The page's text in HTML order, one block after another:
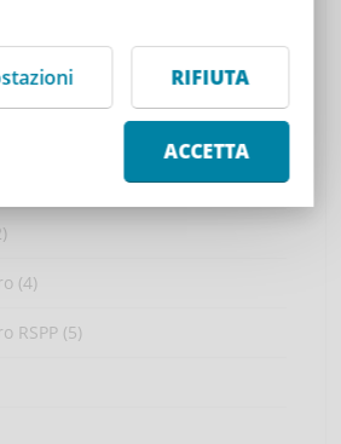
(7)
(4)
RSPP (5)
RIFIUTA
ACCETTA